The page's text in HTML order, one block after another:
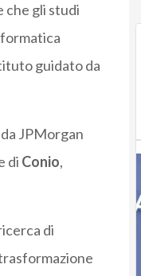
che gli studi
guidato da
JPMorgan
di Conio,
di